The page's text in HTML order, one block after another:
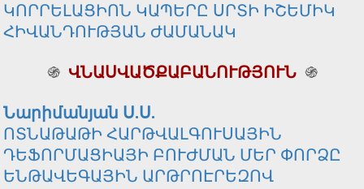
ԿՈՐՐԵԼԱՑԻՈՆ ԿԱՊԵՐԸ ՍՐՏԻ ԻՇԵՄԻԿ
ՀԻՎԱՆԴՈՒԹՅԱՆ ԺԱՄԱՆԱԿ
֍ ՎՆԱՍՎԱԾՔԱԲԱՆՈՒԹՅՈՒՆ ֍
Նարիմանյան Ս.Ս.
ՈՏՆԱԹԱԹԻ ՀԱՐԹՎԱԼԳՈՒՍԱՅԻՆ
ԴԵՖՈՐՄԱՑԻԱՅԻ ԲՈՒԺՄԱՆ ՄԵՐ ՓՈՐՁԸ
ԵՆԹԱՎԵԳԱՅԻՆ ԱՐԹՐՈԷՐԵԶՈՎ